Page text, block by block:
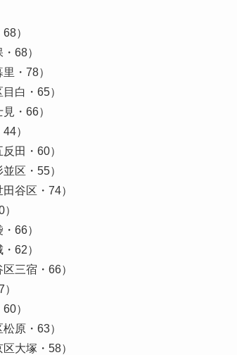
）
68）
・78）
白・65）
・66）
）
反田・60）
区・55）
田谷区・74）
66）
62）
区三宿・66）
）
原・63）
区大塚・58）